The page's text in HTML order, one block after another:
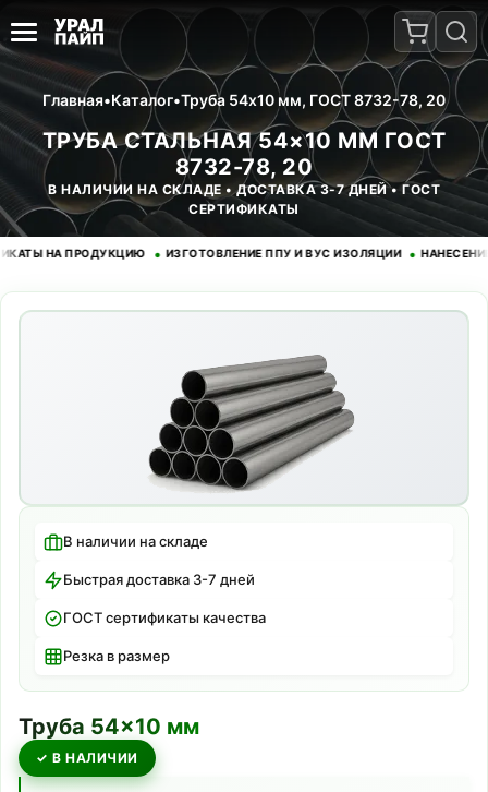
Главная•Каталог•Труба 54x10 мм, ГОСТ 8732-78, 20
ТРУБА СТАЛЬНАЯ 54×10 ММ ГОСТ
8732-78, 20
В НАЛИЧИИ НА СКЛАДЕ • ДОСТАВКА 3-7 ДНЕЙ • ГОСТ
СЕРТИФИКАТЫ
НА ПРОДУКЦИЮ • ИЗГОТОВЛЕНИЕ ППУ И ВУС ИЗОЛЯЦИИ • НАНЕСЕНИЕ
В наличии на складе
Быстрая доставка 3-7 дней
ГОСТ сертификаты качества
Резка в размер
Труба 54×10 мм
✓ В НАЛИЧИИ